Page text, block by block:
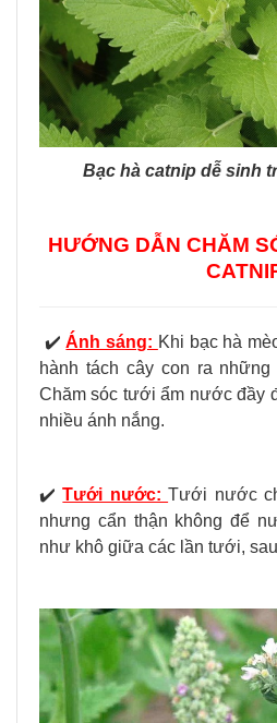
Bạc hà catnip dễ sinh
HƯỚNG DẪN CHĂM
✔️Ánh sáng: Khi bạc hà
hành tách cây con ra
Chăm sóc tưới ẩm nước đầy
nhiều ánh nắng.
✔️Tưới nước:Tưới nước
nhưng cẩn thận không để
như khô giữa các lần tưới,